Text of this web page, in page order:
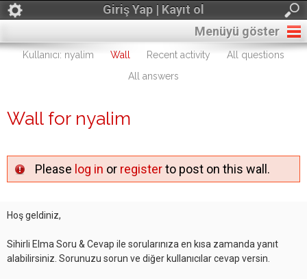
Giriş Yap | Kayıt ol
Menüyü göster
Kullanıcı: nyalim Wall Recent activity
All questions
All answers
Wall for nyalim
Please log in or registerto post on this wall.
Hoş geldiniz,
Sihirli Elma Soru & Cevap ile sorularınıza en kısa zamanda yanıt
alabilirsiniz. Sorunuzu sorun ve diğer kullanıcılar cevap versin.